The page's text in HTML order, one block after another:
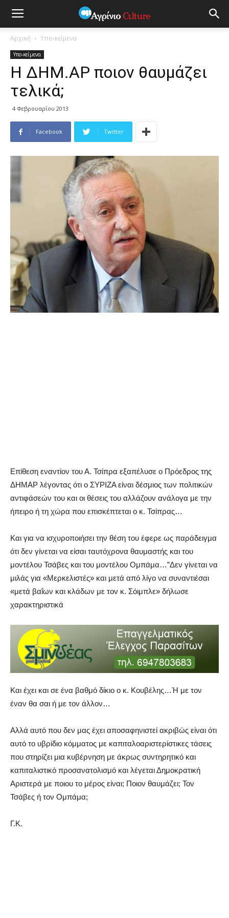
Αρχική Υπο-κείμενα
Υπο-κείμενα
Η ΔΗΜ.ΑΡ ποιον θαυμάζει
τελικά;
4 Φεβρουαρίου 2013
Facebook Twitter
Επίθεση εναντίον του Α. Τσίπρα εξαπέλυσε ο Πρόεδρος της
ΔΗΜΑΡ λέγοντας ότι ο ΣΥΡΙΖΑ είναι δέσμιος των πολιτικών
αντιφάσεών του και οι θέσεις του αλλάζουν ανάλογα με την
ήπειρο ή τη χώρα που επισκέπτεται ο κ. Τσίπρας…
Και για να ισχυροποιήσει την θέση του έφερε ως παράδειγμα
ότι δεν γίνεται να είσαι ταυτόχρονα θαυμαστής και του
μοντέλου Τσάβες και του μοντέλου Ομπάμα…”Δεν γίνεται να
μιλάς για «Μερκελιστές» και μετά από λίγο να συναντιέσαι
«μετά βαΐων και κλάδων με τον κ. Σόιμπλε» δήλωσε
χαρακτηριστικά
Και έχει και σε ένα βαθμό δίκιο ο κ. Κουβέλης…Ή με τον
έναν θα σαι ή με τον άλλον…
Αλλά αυτό που δεν μας έχει αποσαφηνιστεί ακριβώς είναι ότι
αυτό το υβρίδιο κόμματος με καπιταλοαριστερίστικες τάσεις
που στηρίζει μια κυβέρνηση με άκρως συντηρητικό και
καπιταλιστικό προσανατολισμό και λέγεται Δημοκρατική
Αριστερά με ποιου το μέρος είναι; Ποιον θαυμάζει; Τον
Τσάβες ή τον Ομπάμα;
Γ.Κ.